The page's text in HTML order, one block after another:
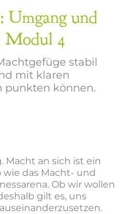
und
Modul 4
stabil
mit klaren
punkten können.
Macht an sich ist ein
wie das Macht- und
Ob wir wollen
gilt es, uns